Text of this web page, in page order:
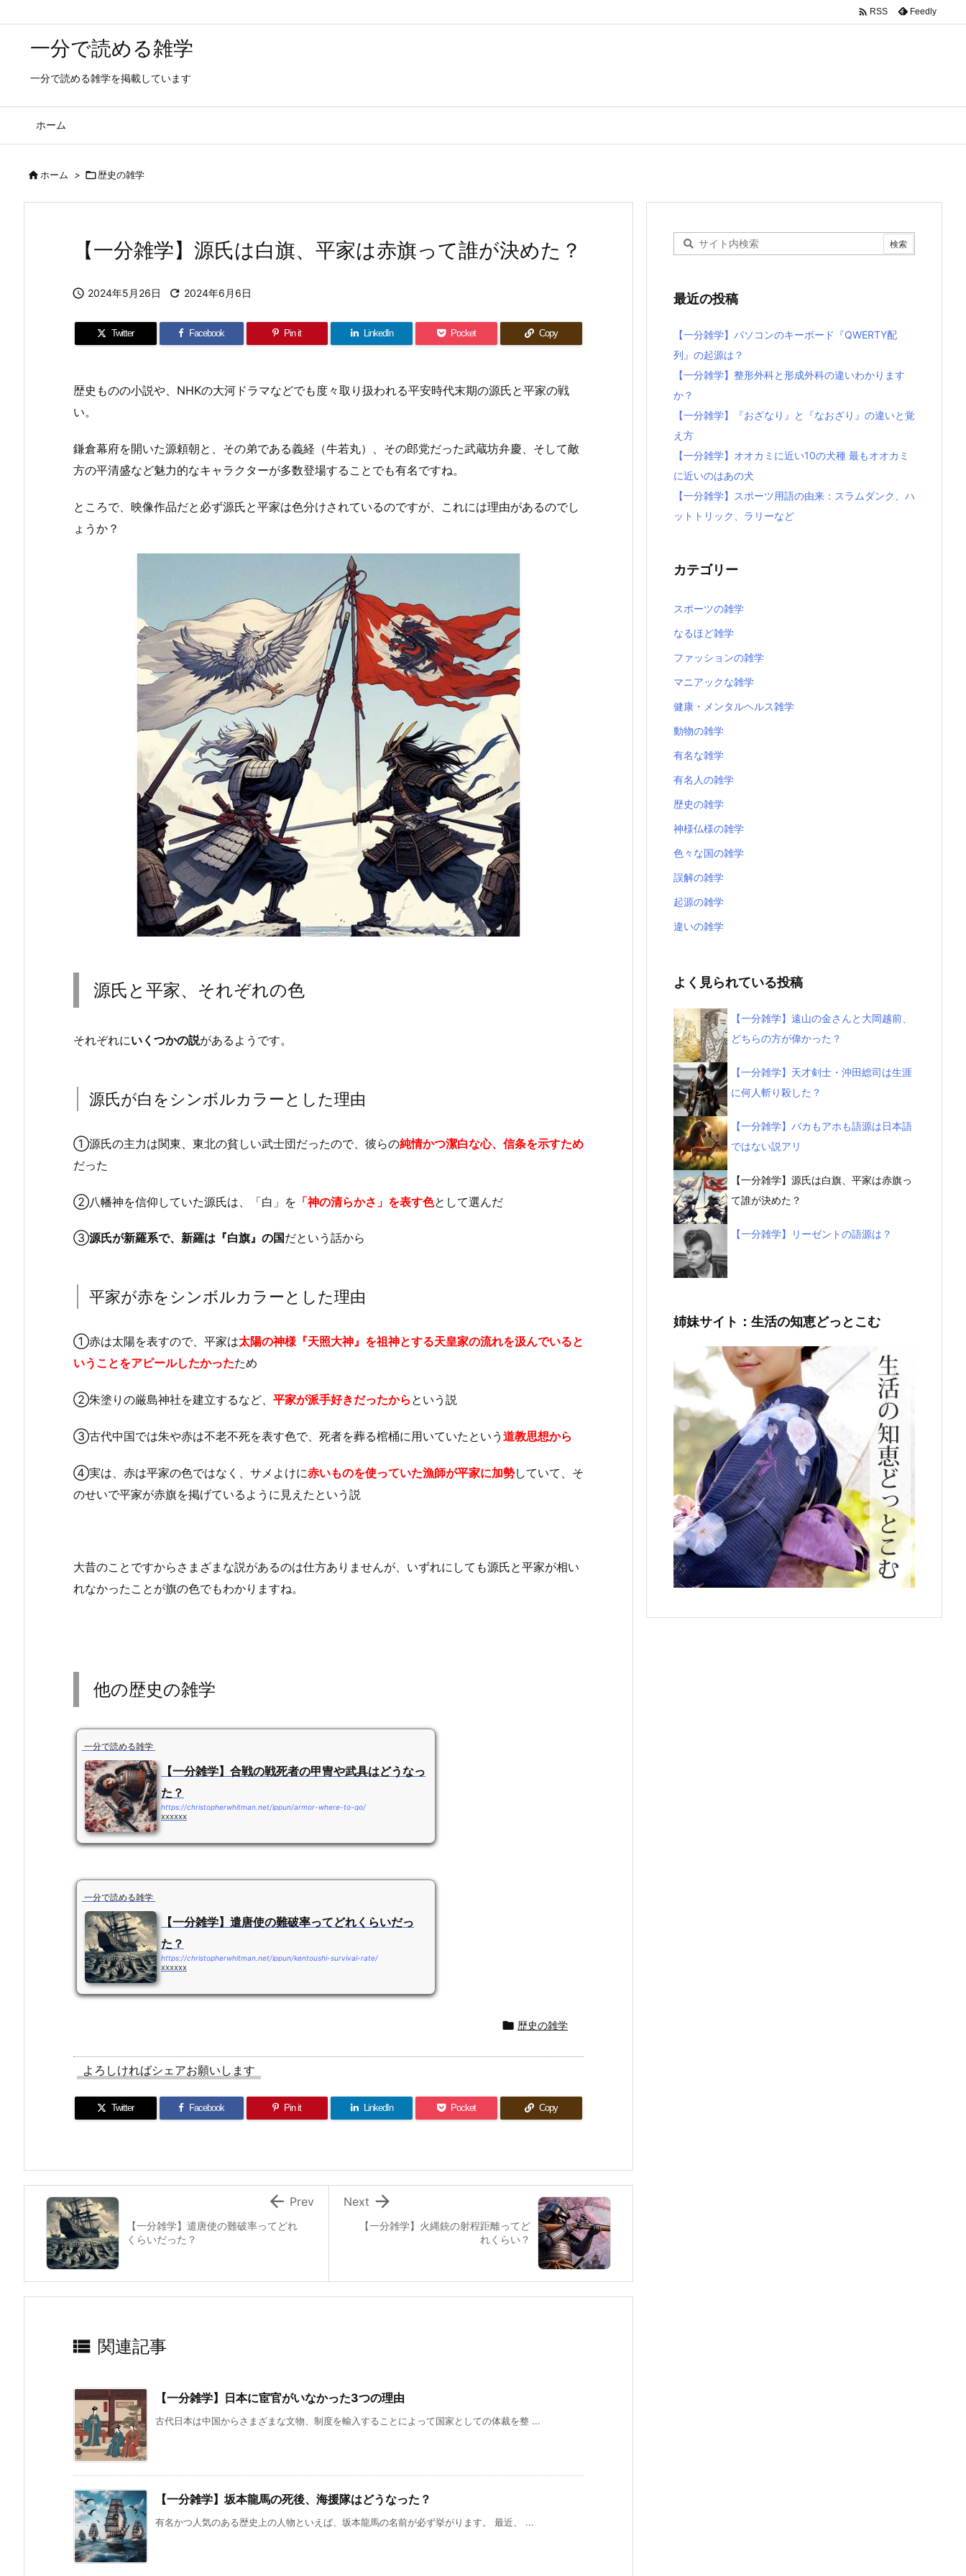
一分で読める雑学
一分で読める雑学を掲載しています
ホーム
 RSS Feedly
ホーム > 歴史の雑学
【一分雑学】源氏は白旗、平家は赤旗って誰が決めた？
 2024年5月26日  2024年6月6日
Twitter Facebook Pin it LinkedIn Pocket Copy
歴史ものの小説や、NHKの大河ドラマなどでも度々取り扱われる平安時代末期の源氏と平家の戦
い。
鎌倉幕府を開いた源頼朝と、その弟である義経（牛若丸）、その郎党だった武蔵坊弁慶、そして敵
方の平清盛など魅力的なキャラクターが多数登場することでも有名ですね。
ところで、映像作品だと必ず源氏と平家は色分けされているのですが、これには理由があるのでし
ょうか？
源氏と平家、それぞれの色
それぞれにいくつかの説があるようです。
源氏が白をシンボルカラーとした理由
①源氏の主力は関東、東北の貧しい武士団だったので、彼らの純情かつ潔白な心、信条を示すため
だった
②八幡神を信仰していた源氏は、「白」を 「神の清らかさ」を表す色として選んだ
③源氏が新羅系で、新羅は『白旗』の国だという話から
平家が赤をシンボルカラーとした理由
①赤は太陽を表すので、平家は太陽の神様『天照大神』を祖神とする天皇家の流れを汲んでいると
いうことをアピールしたかったため
②朱塗りの厳島神社を建立するなど、 平家が派手好きだったから という説
③古代中国では朱や赤は不老不死を表す色で、死者を葬る棺桶に用いていたという 道教思想から
④実は、赤は平家の色ではなく、サメよけに赤いものを使っていた漁師が平家に加勢していて、そ
のせいで平家が赤旗を掲げているように見えたという説
大昔のことですからさまざまな説があるのは仕方ありませんが、いずれにしても源氏と平家が相い
れなかったことが旗の色でもわかりますね。
他の歴史の雑学
一分で読める雑学
【一分雑学】合戦の戦死者の甲冑や武具はどうなっ
た？
https://christopherwhitman.net/ippun/armor-where-to-go/
xxxxxx
一分で読める雑学
【一分雑学】遣唐使の難破率ってどれくらいだっ
た？
https://christopherwhitman.net/ippun/kentoushi-survival-rate/
xxxxxx
 歴史の雑学
よろしければシェアお願いします
Twitter Facebook Pin it LinkedIn Pocket Copy
【一分雑学】火縄銃の射程距離ってど
れくらい？

Next
【一分雑学】遣唐使の難破率ってどれ
くらいだった？
 Prev
 関連記事
【一分雑学】日本に宦官がいなかった3つの理由
古代日本は中国からさまざまな文物、制度を輸入することによって国家としての体裁を整 ...
【一分雑学】坂本龍馬の死後、海援隊はどうなった？
有名かつ人気のある歴史上の人物といえば、坂本龍馬の名前が必ず挙がります。 最近、 ...
最近の投稿
【一分雑学】パソコンのキーボード『QWERTY配
列』の起源は？
【一分雑学】整形外科と形成外科の違いわかります
か？
【一分雑学】『おざなり』と『なおざり』の違いと覚
え方
【一分雑学】オオカミに近い10の犬種 最もオオカミ
に近いのはあの犬
【一分雑学】スポーツ用語の由来：スラムダンク、ハ
ットトリック、ラリーなど
カテゴリー
スポーツの雑学
なるほど雑学
ファッションの雑学
マニアックな雑学
健康・メンタルヘルス雑学
動物の雑学
有名な雑学
有名人の雑学
歴史の雑学
神様仏様の雑学
色々な国の雑学
誤解の雑学
起源の雑学
違いの雑学
よく見られている投稿
【一分雑学】遠山の金さんと大岡越前、
どちらの方が偉かった？
【一分雑学】天才剣士・沖田総司は生涯
に何人斬り殺した？
【一分雑学】バカもアホも語源は日本語
ではない説アリ
【一分雑学】源氏は白旗、平家は赤旗っ
て誰が決めた？
【一分雑学】リーゼントの語源は？
姉妹サイト：生活の知恵どっとこむ